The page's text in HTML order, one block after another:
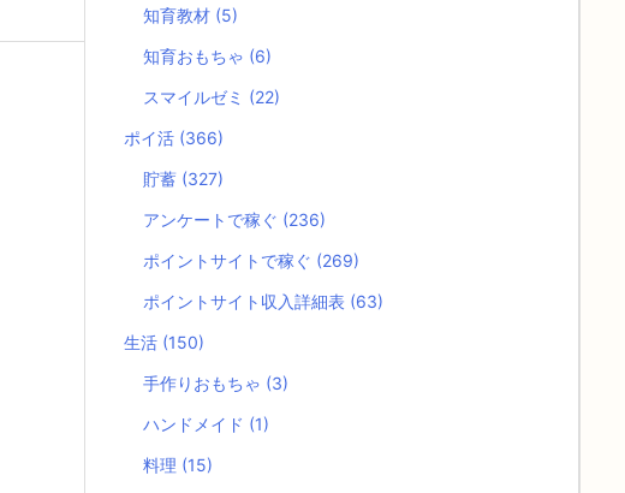
知育教材 (5)
知育おもちゃ (6)
スマイルゼミ (22)
ポイ活 (366)
貯蓄 (327)
アンケートで稼ぐ (236)
ポイントサイトで稼ぐ (269)
ポイントサイト収入詳細表 (63)
生活 (150)
手作りおもちゃ (3)
ハンドメイド (1)
料理 (15)